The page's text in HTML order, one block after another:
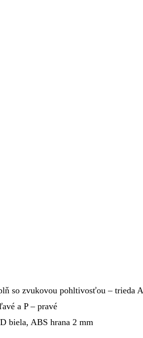
so zvukovou pohltivosťou – trieda A
a P – pravé
biela, ABS hrana 2 mm